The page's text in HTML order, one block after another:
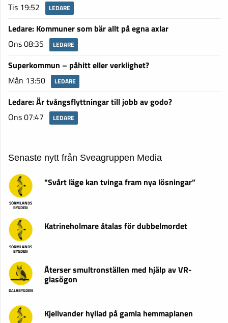
Tis 19:52
LEDARE
Ledare: Kommuner som bär allt på egna axlar
Ons 08:35
LEDARE
Superkommun – påhitt eller verklighet?
Mån 13:50
LEDARE
Ledare: Är tvångsflyttningar till jobb av godo?
Ons 07:47
LEDARE
Senaste nytt från Sveagruppen Media
SÖRMLANDS
BYGDEN
"Svårt läge kan tvinga fram nya lösningar”
SÖRMLANDS
BYGDEN
Katrineholmare åtalas för dubbelmordet
DALABYGDEN
Återser smultronställen med hjälp av VR-
glasögon
Kjellvander hyllad på gamla hemmaplanen